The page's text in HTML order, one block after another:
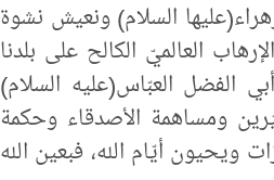
السلام) ونعيش نشوة
العالميّ الكالح على بلدنا
الفضل العبّاس(عليه السلام)
ومساهمة الأصدقاء وحكمة
ويحيون أيّام الله، فبعين الله